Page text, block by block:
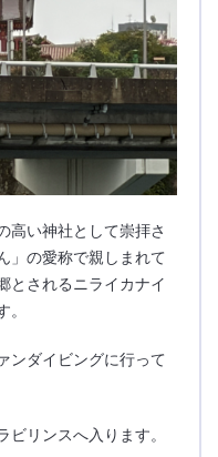
高い神社として崇拝さ
」の愛称で親しまれて
とされるニライカナイ
ンダイビングに行って
リンスへ入ります。